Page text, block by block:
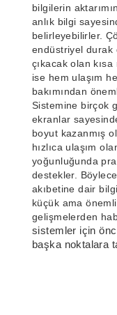
bilgilerin
anlık bilgi
belirleyebilirler.
endüstriyel durak
çıkacak olan
ise hem ulaşım
bakımından
Sistemine birçok
ekranlar
boyut kazanmış
hızlıca ulaşım
yoğunluğunda
destekler.
akıbetine dair
küçük ama
gelişmelerden
sistemler için
başka noktalara